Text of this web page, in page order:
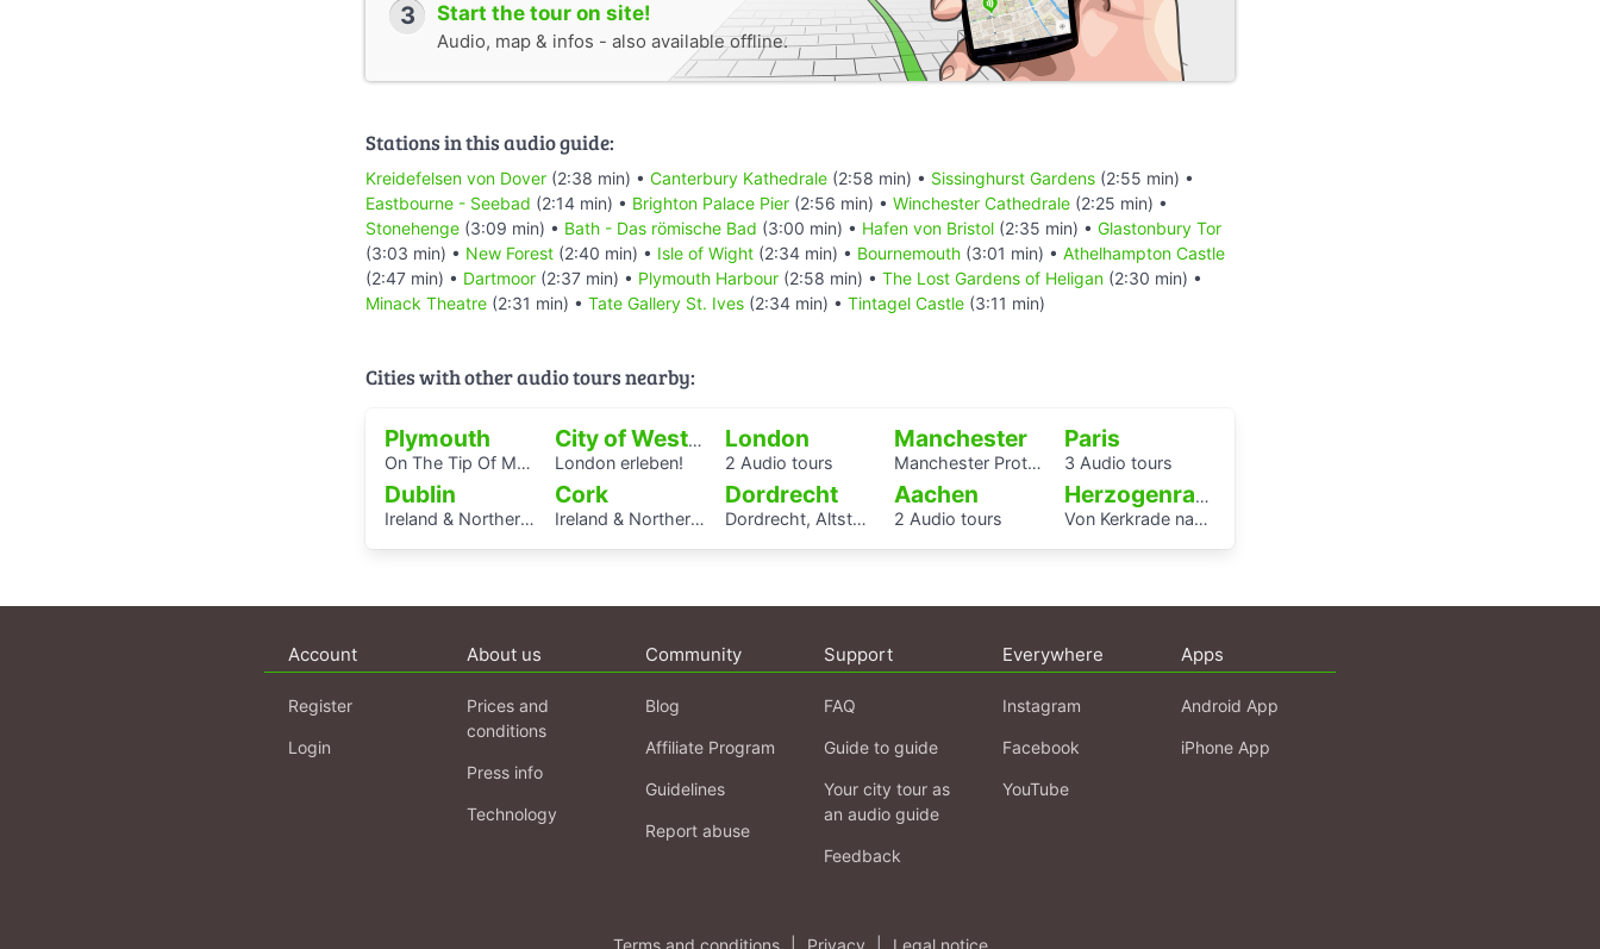
3 Start the tour on site!
Audio, map & infos - also available offline.
Stations in this audio guide:
Kreidefelsen von Dover (2:38 min) • Canterbury Kathedrale (2:58 min) • Sissinghurst Gardens (2:55 min) •
Eastbourne - Seebad (2:14 min) • Brighton Palace Pier (2:56 min) • Winchester Cathedrale (2:25 min) •
Stonehenge (3:09 min) • Bath - Das römische Bad (3:00 min) • Hafen von Bristol (2:35 min) • Glastonbury Tor
(3:03 min) • New Forest (2:40 min) • Isle of Wight (2:34 min) • Bournemouth (3:01 min) • Athelhampton Castle
(2:47 min) • Dartmoor (2:37 min) • Plymouth Harbour (2:58 min) • The Lost Gardens of Heligan (2:30 min) •
Minack Theatre (2:31 min) • Tate Gallery St. Ives (2:34 min) • Tintagel Castle (3:11 min)
Cities with other audio tours nearby:
Plymouth
On The Tip Of My Tongue: Listening Journeys
City of Westminster
London erleben!
London
2 Audio tours
Manchester
Manchester Protests
Paris
3 Audio tours
Dublin
Ireland & Northern Ireland complete
Cork
Ireland & Northern Ireland complete
Dordrecht
Dordrecht, Altstadt
Aachen
2 Audio tours
Herzogenrath
Von Kerkrade nach Setterich
Account
Register
Login
About us
Prices and
conditions
Press info
Technology
Community
Blog
Affiliate Program
Guidelines
Report abuse
Support
FAQ
Guide to guide
Your city tour as
an audio guide
Feedback
Everywhere
Instagram
Facebook
YouTube
Apps
Android App
iPhone App
Terms and conditions Privacy Legal notice